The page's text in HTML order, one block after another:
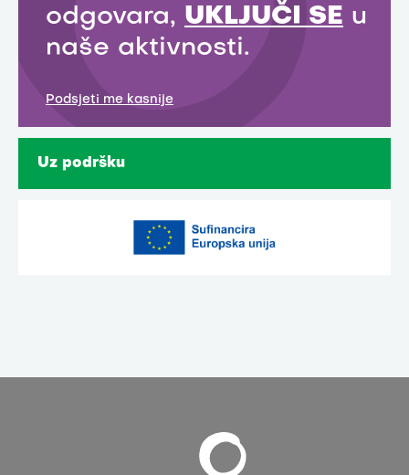
odgovara, UKLJUČI SE u
naše aktivnosti.
Podsjeti me kasnije
Uz podršku